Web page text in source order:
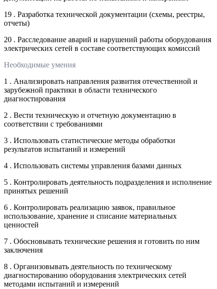
19 . Разработка технической документации (схемы, реестры,
отчеты)
20 . Расследование аварий и нарушений работы оборудования
электрических сетей в составе соответствующих комиссий
Необходимые умения
1 . Анализировать направления развития отечественной и
зарубежной практики в области технического
диагностирования
2 . Вести техническую и отчетную документацию в
соответствии с требованиями
3 . Использовать статистические методы обработки
результатов испытаний и измерений
4 . Использовать системы управления базами данных
5 . Контролировать деятельность подразделения и исполнение
принятых решений
6 . Контролировать реализацию заявок, правильное
использование, хранение и списание материальных
ценностей
7 . Обосновывать технические решения и готовить по ним
заключения
8 . Организовывать деятельность по техническому
диагностированию оборудования электрических сетей
методами испытаний и измерений